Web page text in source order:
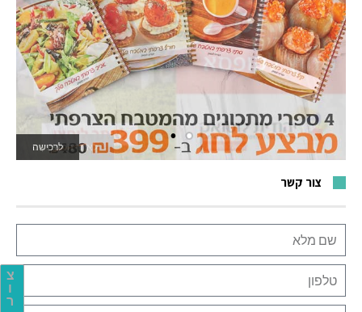
צ
ו
ר
לרכישה
לאתר המשחקים
צור קשר